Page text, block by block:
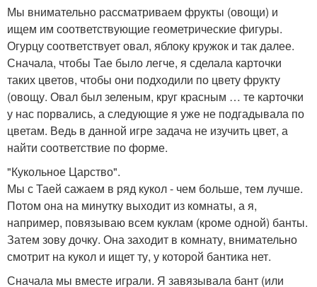
Мы внимательно рассматриваем фрукты (овощи) и
ищем им соответствующие геометрические фигуры.
Огурцу соответствует овал, яблоку кружок и так далее.
Сначала, чтобы Тае было легче, я сделала карточки
таких цветов, чтобы они подходили по цвету фрукту
(овощу. Овал был зеленым, круг красным … те карточки
у нас порвались, а следующие я уже не подгадывала по
цветам. Ведь в данной игре задача не изучить цвет, а
найти соответствие по форме.
"Кукольное Царство".
Мы с Таей сажаем в ряд кукол - чем больше, тем лучше.
Потом она на минутку выходит из комнаты, а я,
например, повязываю всем куклам (кроме одной) банты.
Затем зову дочку. Она заходит в комнату, внимательно
смотрит на кукол и ищет ту, у которой бантика нет.
Сначала мы вместе играли. Я завязывала бант (или